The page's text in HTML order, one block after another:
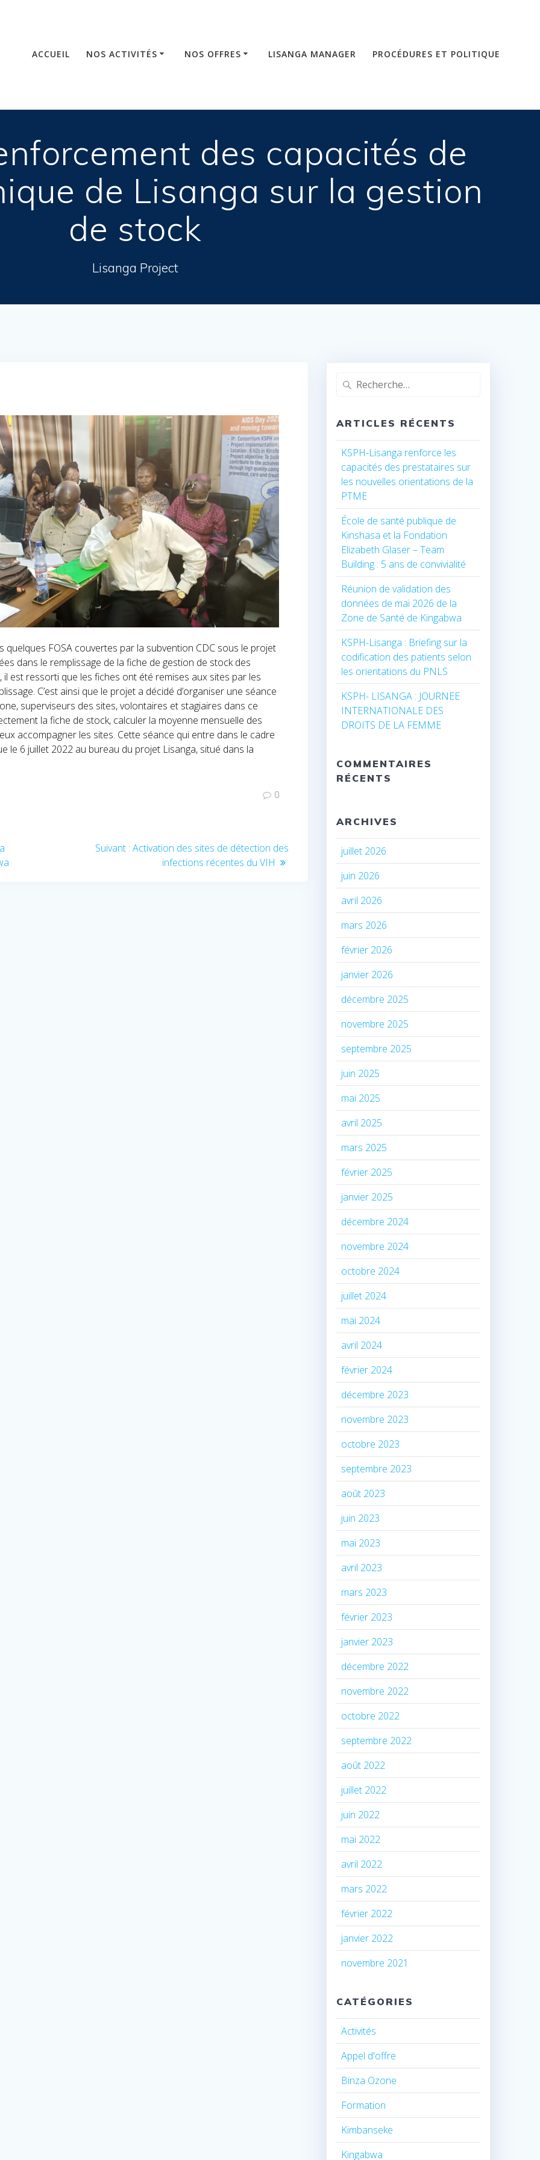
ACCUEIL NOS ACTIVITÉS NOS OFFRES LISANGA MANAGER PROCÉDURES ET POLITIQUE
des capacités de
de Lisanga sur la gestion
de stock
Lisanga Project
FOSA couvertes par la subvention CDC sous le projet
dans le remplissage de la fiche de gestion de stock des
est ressorti que les fiches ont été remises aux sites par les
C’est ainsi que le projet a décidé d’organiser une séance
superviseurs des sites, volontaires et stagiaires dans ce
la fiche de stock, calculer la moyenne mensuelle des
accompagner les sites. Cette séance qui entre dans le cadre
le 6 juillet 2022 au bureau du projet Lisanga, situé dans la
0
Suivant : Article
suivant
Activation des sites de détection des
infections récentes du VIH
Recherche
ARTICLES RÉCENTS
KSPH-Lisanga renforce les
capacités des prestataires sur
les nouvelles orientations de la
PTME
École de santé publique de
Kinshasa et la Fondation
Elizabeth Glaser – Team
Building : 5 ans de convivialité
Réunion de validation des
données de mai 2026 de la
Zone de Santé de Kingabwa
KSPH-Lisanga : Briefing sur la
codification des patients selon
les orientations du PNLS
KSPH- LISANGA : JOURNEE
INTERNATIONALE DES
DROITS DE LA FEMME
COMMENTAIRES
RÉCENTS
ARCHIVES
juillet 2026
juin 2026
avril 2026
mars 2026
février 2026
janvier 2026
décembre 2025
novembre 2025
septembre 2025
juin 2025
mai 2025
avril 2025
mars 2025
février 2025
janvier 2025
décembre 2024
novembre 2024
octobre 2024
juillet 2024
mai 2024
avril 2024
février 2024
décembre 2023
novembre 2023
octobre 2023
septembre 2023
août 2023
juin 2023
mai 2023
avril 2023
mars 2023
février 2023
janvier 2023
décembre 2022
novembre 2022
octobre 2022
septembre 2022
août 2022
juillet 2022
juin 2022
mai 2022
avril 2022
mars 2022
février 2022
janvier 2022
novembre 2021
CATÉGORIES
Activités
Appel d'offre
Binza Ozone
Formation
Kimbanseke
Kingabwa